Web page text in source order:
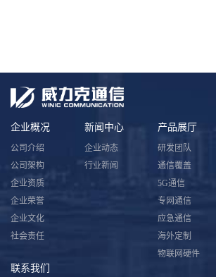
企业概况
公司介绍
公司架构
企业资质
企业荣誉
企业文化
社会责任
新闻中心
企业动态
行业新闻
产品展厅
研发团队
通信覆盖
5G通信
专网通信
应急通信
海外定制
物联网硬件
联系我们